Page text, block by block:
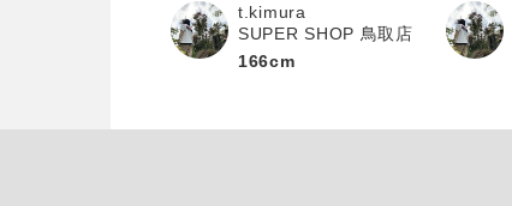
t.kimura
SUPER SHOP 鳥取店
166cm